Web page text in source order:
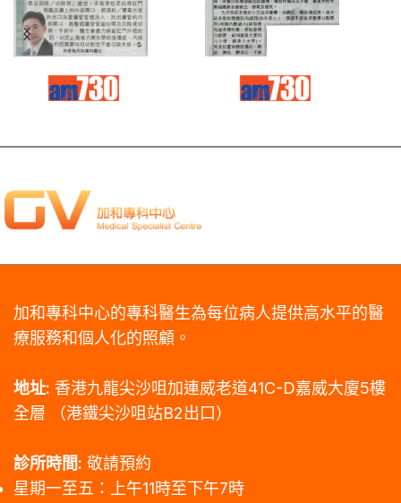
加和專科中心的專科醫生為每位病人提供高水平的醫
療服務和個人化的照顧。
地址: 香港九龍尖沙咀加連威老道41C-D嘉威大廈5樓
全層 （港鐵尖沙咀站B2出口）
診所時間: 敬請預約
星期一至五：上午11時至下午7時